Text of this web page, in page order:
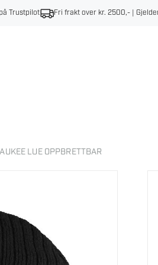
Trustpilot Fri frakt over kr. 2500,- |
LUE OPPBRETTBAR